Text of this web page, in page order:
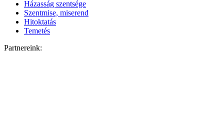
Házasság szentsége
Szentmise, miserend
Hitoktatás
Temetés
Partnereink: